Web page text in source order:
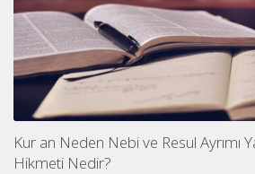
Kur an Neden Nebi ve Resul Ayrımı
Hikmeti Nedir?